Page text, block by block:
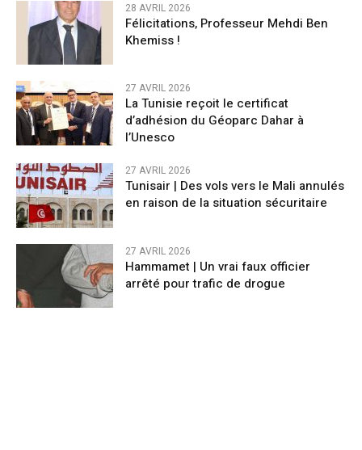
28 AVRIL 2026
Félicitations, Professeur Mehdi Ben
Khemiss !
27 AVRIL 2026
La Tunisie reçoit le certificat
d’adhésion du Géoparc Dahar à
l’Unesco
27 AVRIL 2026
Tunisair | Des vols vers le Mali annulés
en raison de la situation sécuritaire
27 AVRIL 2026
Hammamet | Un vrai faux officier
arrêté pour trafic de drogue